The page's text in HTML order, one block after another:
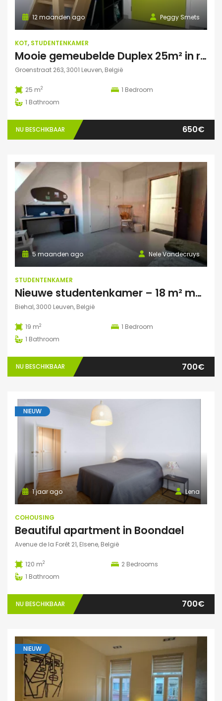
Peggy Smets
12 maanden ago
KOT, STUDENTENKAMER
Mooie gemeubelde Duplex 25m² in residentie met tuin
Groenstraat 263, 3001 Leuven, België
25 m2 1 Bedroom
1 Bathroom
NU BESCHIKBAAR 650€
Nele Vandecruys
5 maanden ago
STUDENTENKAMER
Nieuwe studentenkamer – 18 m² met privé autoparking – op 5 min fietsafstand van Campus Gasthuisberg
Biehal, 3000 Leuven, België
19 m2 1 Bedroom
1 Bathroom
NU BESCHIKBAAR 700€
NIEUW
Lena
1 jaar ago
COHOUSING
Beautiful apartment in Boondael
Avenue de la Forêt 21, Elsene, België
120 m2 2 Bedrooms
1 Bathroom
NU BESCHIKBAAR 700€
NIEUW